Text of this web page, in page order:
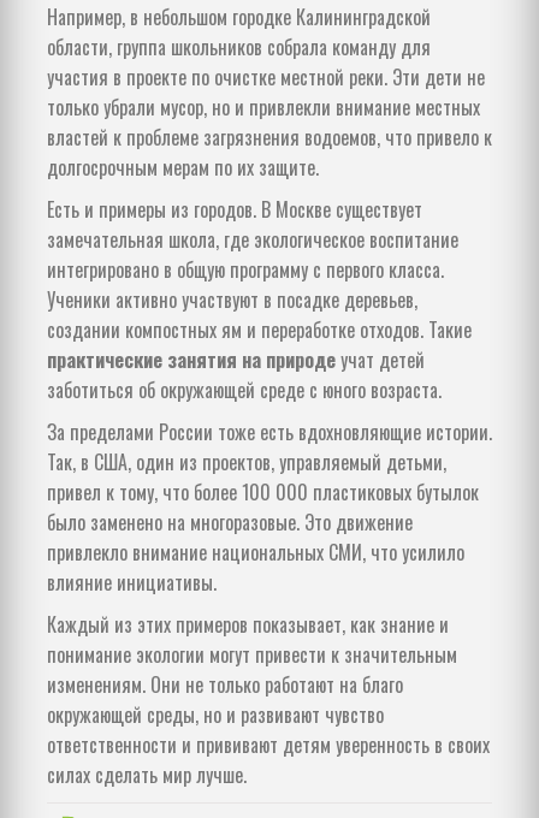
Например, в небольшом городке Калининградской
области, группа школьников собрала команду для
участия в проекте по очистке местной реки. Эти дети не
только убрали мусор, но и привлекли внимание местных
властей к проблеме загрязнения водоемов, что привело к
долгосрочным мерам по их защите.
Есть и примеры из городов. В Москве существует
замечательная школа, где экологическое воспитание
интегрировано в общую программу с первого класса.
Ученики активно участвуют в посадке деревьев,
создании компостных ям и переработке отходов. Такие
практические занятия на природеучат детей
заботиться об окружающей среде с юного возраста.
За пределами России тоже есть вдохновляющие истории.
Так, в США, один из проектов, управляемый детьми,
привел к тому, что более 100 000 пластиковых бутылок
было заменено на многоразовые. Это движение
привлекло внимание национальных СМИ, что усилило
влияние инициативы.
Каждый из этих примеров показывает, как знание и
понимание экологии могут привести к значительным
изменениям. Они не только работают на благо
окружающей среды, но и развивают чувство
ответственности и прививают детям уверенность в своих
силах сделать мир лучше.